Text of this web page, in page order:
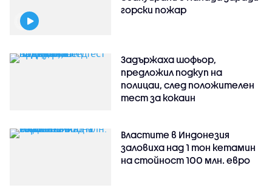
горски пожар
Задържаха шофьор,
предложил подкуп на
полицаи, след положителен
тест за кокаин
Властите в Индонезия
заловиха над 1 тон кетамин
на стойност 100 млн. евро